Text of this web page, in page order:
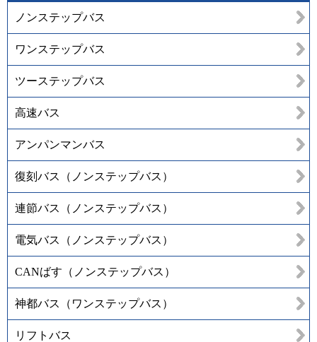
ノンステップバス
ワンステップバス
ツーステップバス
高速バス
アンパンマンバス
復刻バス（ノンステップバス）
連節バス（ノンステップバス）
電気バス（ノンステップバス）
CANばす（ノンステップバス）
神都バス（ワンステップバス）
リフトバス